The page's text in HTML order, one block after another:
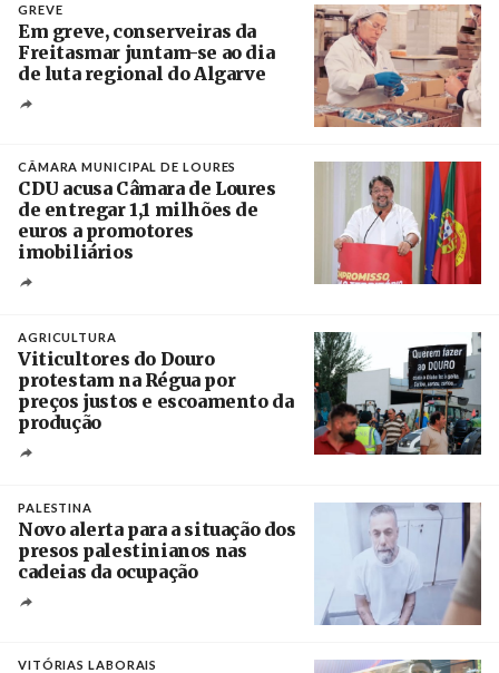
GREVE
Em greve, conserveiras da
Freitasmar juntam-se ao dia
de luta regional do Algarve
CÂMARA MUNICIPAL DE LOURES
CDU acusa Câmara de Loures
de entregar 1,1 milhões de
euros a promotores
imobiliários
AGRICULTURA
Viticultores do Douro
protestam na Régua por
preços justos e escoamento da
produção
PALESTINA
Novo alerta para a situação dos
presos palestinianos nas
cadeias da ocupação
VITÓRIAS LABORAIS